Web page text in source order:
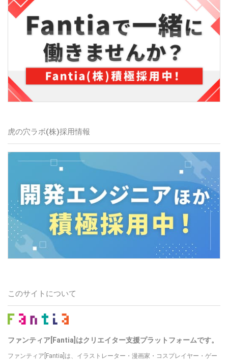
虎の穴ラボ(株)採用情報
このサイトについて
ファンティア[Fantia]はクリエイター支援プラットフォームです。
ファンティア[Fantia]は、イラストレーター・漫画家・コスプレイヤー・ゲー